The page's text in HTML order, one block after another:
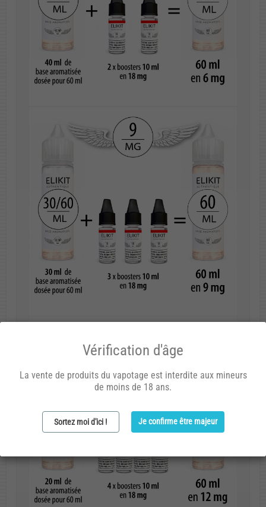
Vérification d'âge
La vente de produits du vapotage est interdite aux mineurs
de moins de 18 ans.
Sortez moi d'ici ! Je confirme être majeur